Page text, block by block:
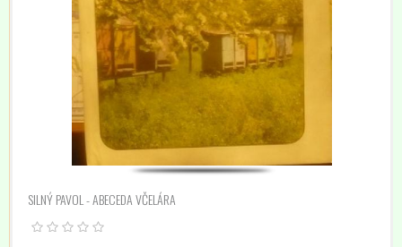
SILNÝ PAVOL - ABECEDA VČELÁRA